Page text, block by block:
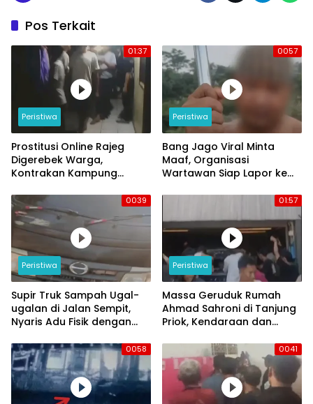
Pos Terkait
01:37
Peristiwa
Prostitusi Online Rajeg
Digerebek Warga,
Kontrakan Kampung
0057
Peristiwa
Bang Jago Viral Minta
Maaf, Organisasi
Wartawan Siap Lapor ke
0039
Peristiwa
Supir Truk Sampah Ugal-
ugalan di Jalan Sempit,
Nyaris Adu Fisik dengan
01:57
Peristiwa
Massa Geruduk Rumah
Ahmad Sahroni di Tanjung
Priok, Kendaraan dan
0058 0041